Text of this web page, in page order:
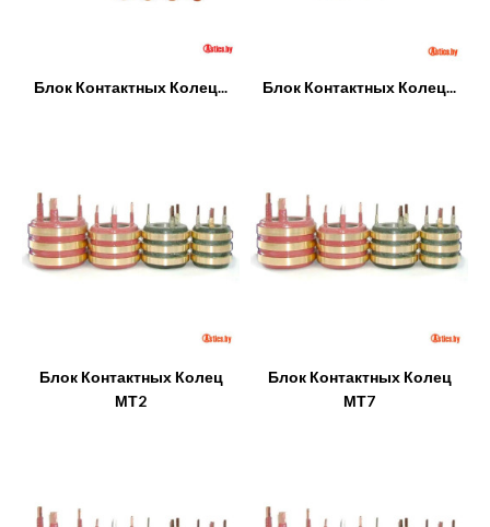
Блок Контактных Колец... Блок Контактных Колец...
Блок Контактных Колец
МТ2
Блок Контактных Колец
МТ7